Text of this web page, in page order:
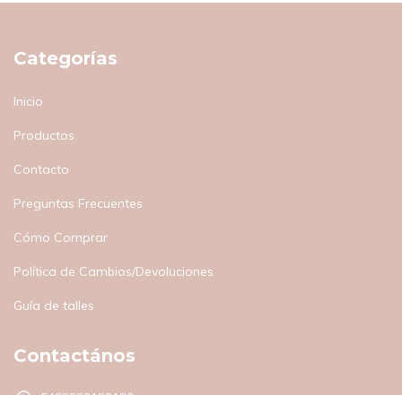
Categorías
Inicio
Productos
Contacto
Preguntas Frecuentes
Cómo Comprar
Política de Cambios/Devoluciones
Guía de talles
Contactános